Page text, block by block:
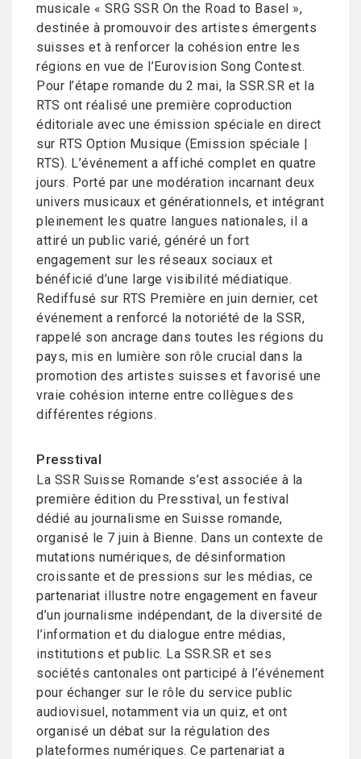
musicale « SRG SSR On the Road to Basel »,
destinée à promouvoir des artistes émergents
suisses et à renforcer la cohésion entre les
régions en vue de l’Eurovision Song Contest.
Pour l’étape romande du 2 mai, la SSR.SR et la
RTS ont réalisé une première coproduction
éditoriale avec une émission spéciale en direct
sur RTS Option Musique (Emission spéciale |
RTS). L’événement a affiché complet en quatre
jours. Porté par une modération incarnant deux
univers musicaux et générationnels, et intégrant
pleinement les quatre langues nationales, il a
attiré un public varié, généré un fort
engagement sur les réseaux sociaux et
bénéficié d’une large visibilité médiatique.
Rediffusé sur RTS Première en juin dernier, cet
événement a renforcé la notoriété de la SSR,
rappelé son ancrage dans toutes les régions du
pays, mis en lumière son rôle crucial dans la
promotion des artistes suisses et favorisé une
vraie cohésion interne entre collègues des
différentes régions.
Presstival
La SSR Suisse Romande s’est associée à la
première édition du Presstival, un festival
dédié au journalisme en Suisse romande,
organisé le 7 juin à Bienne. Dans un contexte de
mutations numériques, de désinformation
croissante et de pressions sur les médias, ce
partenariat illustre notre engagement en faveur
d’un journalisme indépendant, de la diversité de
l’information et du dialogue entre médias,
institutions et public. La SSR.SR et ses
sociétés cantonales ont participé à l’événement
pour échanger sur le rôle du service public
audiovisuel, notamment via un quiz, et ont
organisé un débat sur la régulation des
plateformes numériques. Ce partenariat a